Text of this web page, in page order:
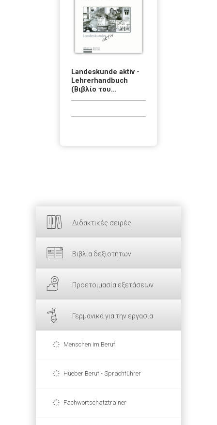
Διδακτικές σειρές
Βιβλία δεξιοτήτων
Προετοιμασία εξετάσεων
Γερμανικά για την εργασία
Menschen im Beruf
Hueber Beruf - Sprachführer
Fachwortschatztrainer
Landeskunde aktiv -
Lehrerhandbuch
(Βιβλίο του...